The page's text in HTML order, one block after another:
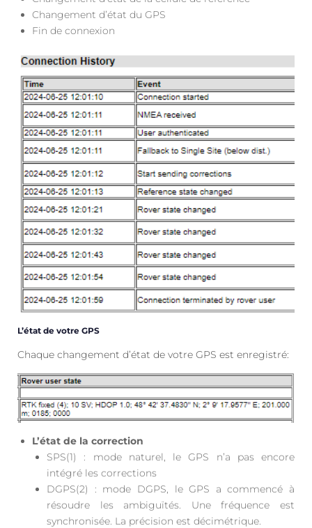
Changement d’état du GPS
Fin de connexion
L’état de votre GPS
Chaque changement d’état de votre GPS est enregistré:
L’état de la correction
SPS(1) : mode naturel, le GPS n’a pas encore
intégré les corrections
DGPS(2) : mode DGPS, le GPS a commencé à
résoudre les ambiguïtés. Une fréquence est
synchronisée. La précision est décimétrique.